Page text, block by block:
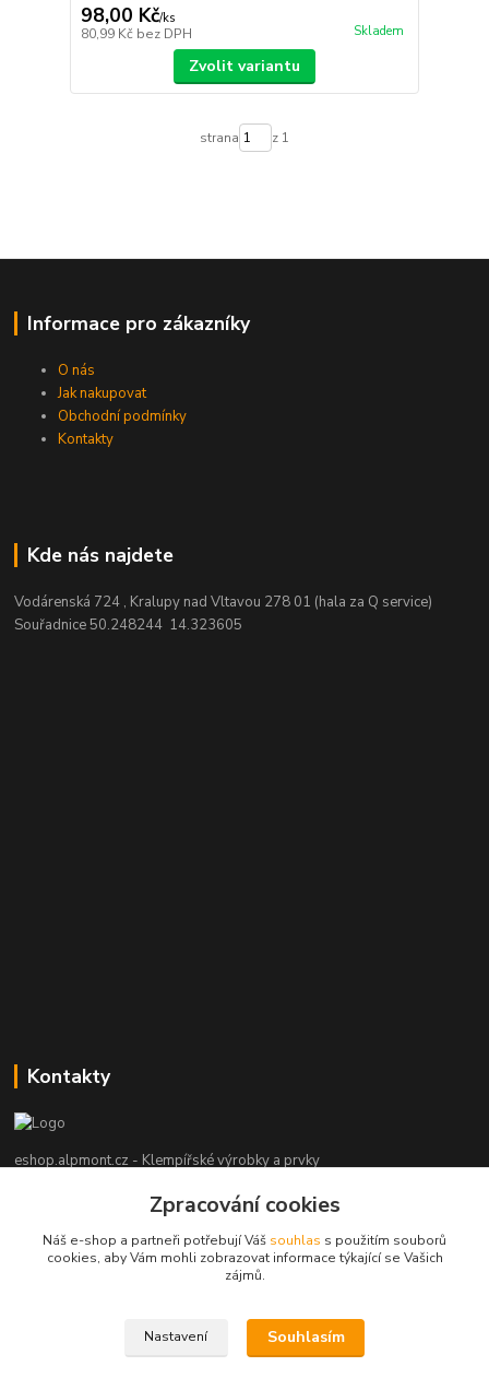
98,00 Kč/ks
80,99 Kč bez DPH Skladem
Zvolit variantu
strana z 1
Informace pro zákazníky
O nás
Jak nakupovat
Obchodní podmínky
Kontakty
Kde nás najdete
Vodárenská 724 , Kralupy nad Vltavou 278 01 (hala za Q service)
Souřadnice 50.248244 14.323605
Kontakty
eshop.alpmont.cz - Klempířské výrobky a prvky
+420 604 162 101
(Po-Pá, 8-18 hod. So, 9-15 hod. Ne, po domluvě)
Zpracování cookies
Náš e-shop a partneři potřebují Váš souhlas s použitím souborů
cookies, aby Vám mohli zobrazovat informace týkající se Vašich
zájmů.
Nastavení Souhlasím